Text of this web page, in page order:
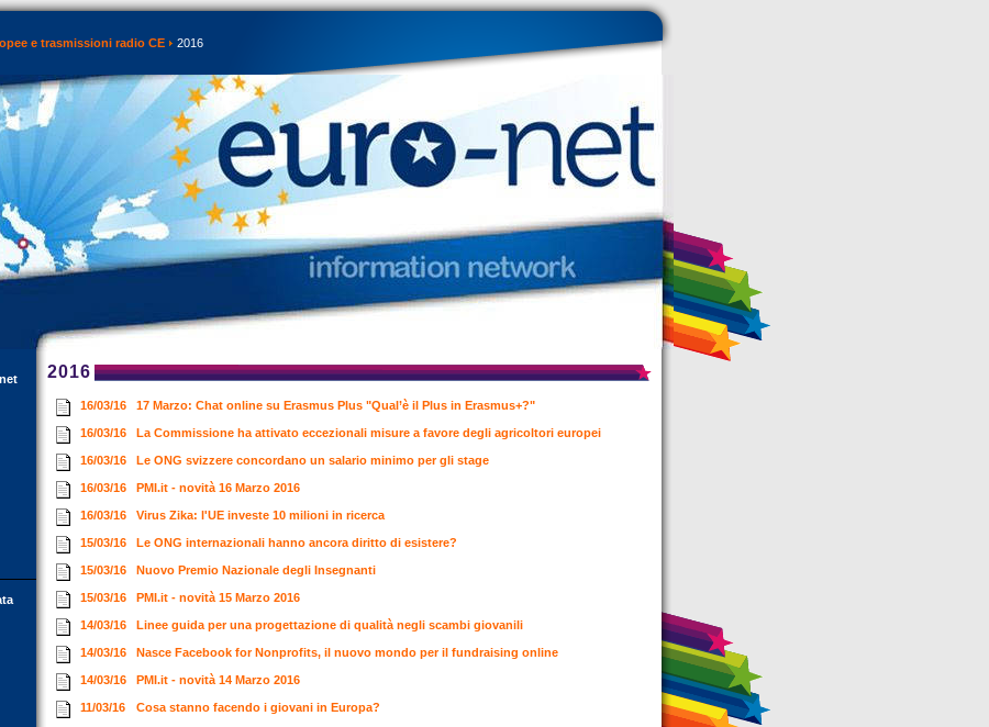
e trasmissioni radio CE 2016
2016
16/03/16 17 Marzo: Chat online su Erasmus Plus "Qual’è il Plus in Erasmus+?"
16/03/16 La Commissione ha attivato eccezionali misure a favore degli agricoltori europei
16/03/16 Le ONG svizzere concordano un salario minimo per gli stage
16/03/16 PMI.it - novità 16 Marzo 2016
16/03/16 Virus Zika: l'UE investe 10 milioni in ricerca
15/03/16 Le ONG internazionali hanno ancora diritto di esistere?
15/03/16 Nuovo Premio Nazionale degli Insegnanti
15/03/16 PMI.it - novità 15 Marzo 2016
14/03/16 Linee guida per una progettazione di qualità negli scambi giovanili
14/03/16 Nasce Facebook for Nonprofits, il nuovo mondo per il fundraising online
14/03/16 PMI.it - novità 14 Marzo 2016
11/03/16 Cosa stanno facendo i giovani in Europa?